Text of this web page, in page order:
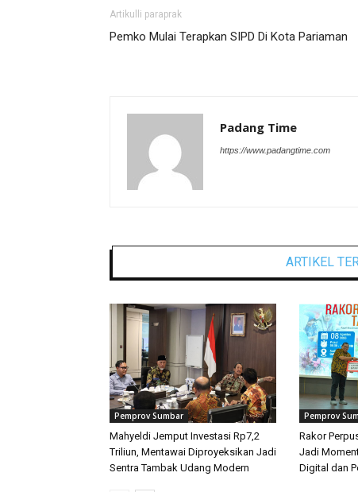
Artikulli paraprak
Pemko Mulai Terapkan SIPD Di Kota Pariaman
Padang Time
https://www.padangtime.com
ARTIKEL
Pemprov Sumbar
Mahyeldi Jemput Investasi Rp7,2
Triliun, Mentawai Diproyeksikan Jadi
Sentra Tambak Udang Modern
Pemprov
Rakor
Jadi
Digital dan